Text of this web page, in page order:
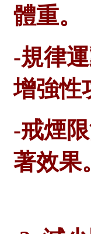
體重。
-規律
增強性
-戒煙
著效果